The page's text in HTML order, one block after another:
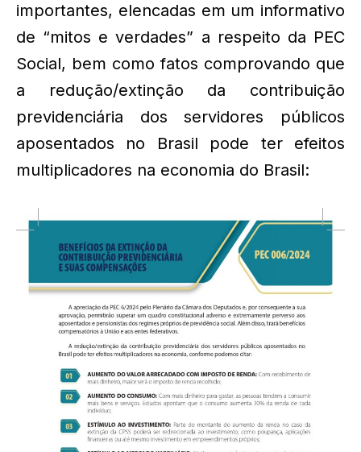
importantes, elencadas em um informativo
de “mitos e verdades” a respeito da PEC
Social, bem como fatos comprovando que
a redução/extinção da contribuição
previdenciária dos servidores públicos
aposentados no Brasil pode ter efeitos
multiplicadores na economia do Brasil: